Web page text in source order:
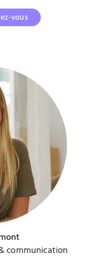
vous
communication